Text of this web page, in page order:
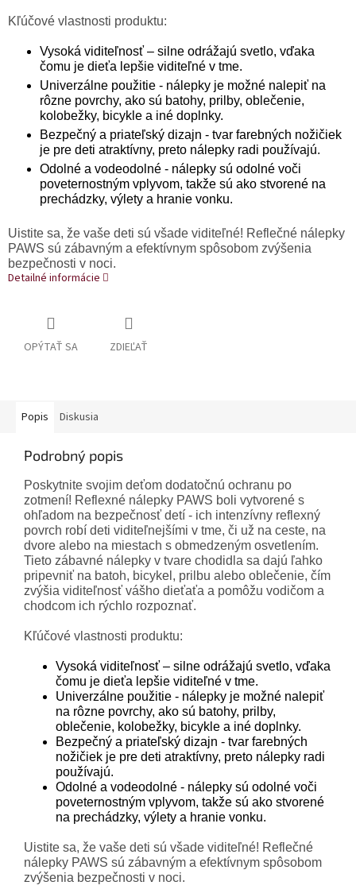
Kľúčové vlastnosti produktu:
Vysoká viditeľnosť – silne odrážajú svetlo, vďaka
čomu je dieťa lepšie viditeľné v tme.
Univerzálne použitie - nálepky je možné nalepiť na
rôzne povrchy, ako sú batohy, prilby, oblečenie,
kolobežky, bicykle a iné doplnky.
Bezpečný a priateľský dizajn - tvar farebných nožičiek
je pre deti atraktívny, preto nálepky radi používajú.
Odolné a vodeodolné - nálepky sú odolné voči
poveternostným vplyvom, takže sú ako stvorené na
prechádzky, výlety a hranie vonku.
Uistite sa, že vaše deti sú všade viditeľné! Reflečné nálepky
PAWS sú zábavným a efektívnym spôsobom zvýšenia
bezpečnosti v noci.
Detailné informácie
OPÝTAŤ SA ZDIEĽAŤ
Popis Diskusia
Podrobný popis
Poskytnite svojim deťom dodatočnú ochranu po
zotmení! Reflexné nálepky PAWS boli vytvorené s
ohľadom na bezpečnosť detí - ich intenzívny reflexný
povrch robí deti viditeľnejšími v tme, či už na ceste, na
dvore alebo na miestach s obmedzeným osvetlením.
Tieto zábavné nálepky v tvare chodidla sa dajú ľahko
pripevniť na batoh, bicykel, prilbu alebo oblečenie, čím
zvýšia viditeľnosť vášho dieťaťa a pomôžu vodičom a
chodcom ich rýchlo rozpoznať.
Kľúčové vlastnosti produktu:
Vysoká viditeľnosť – silne odrážajú svetlo, vďaka
čomu je dieťa lepšie viditeľné v tme.
Univerzálne použitie - nálepky je možné nalepiť
na rôzne povrchy, ako sú batohy, prilby,
oblečenie, kolobežky, bicykle a iné doplnky.
Bezpečný a priateľský dizajn - tvar farebných
nožičiek je pre deti atraktívny, preto nálepky radi
používajú.
Odolné a vodeodolné - nálepky sú odolné voči
poveternostným vplyvom, takže sú ako stvorené
na prechádzky, výlety a hranie vonku.
Uistite sa, že vaše deti sú všade viditeľné! Reflečné
nálepky PAWS sú zábavným a efektívnym spôsobom
zvýšenia bezpečnosti v noci.